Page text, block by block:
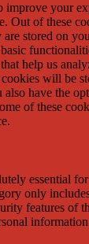
improve your
Out of these
are stored on
help us
will be
have the
of these
essential
only
features of